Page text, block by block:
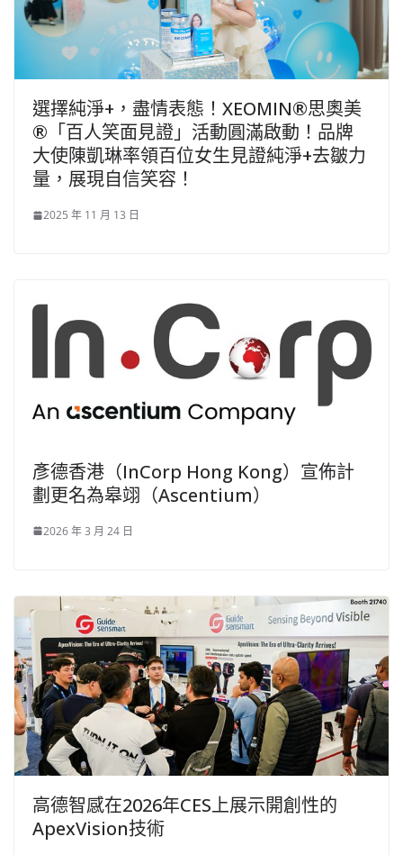
選擇純淨+，盡情表態！XEOMIN®思奧美
®「百人笑面見證」活動圓滿啟動！品牌
大使陳凱琳率領百位女生見證純淨+去皺力
量，展現自信笑容！
2025 年 11 月 13 日
彥德香港（InCorp Hong Kong）宣佈計
劃更名為皋翊（Ascentium）
2026 年 3 月 24 日
高德智感在2026年CES上展示開創性的
ApexVision技術